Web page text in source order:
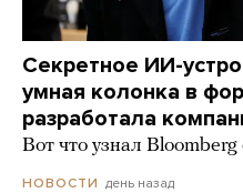
Секретное ИИ-
умная колонка в
разработала
Вот что узнал
НОВОСТИ день назад